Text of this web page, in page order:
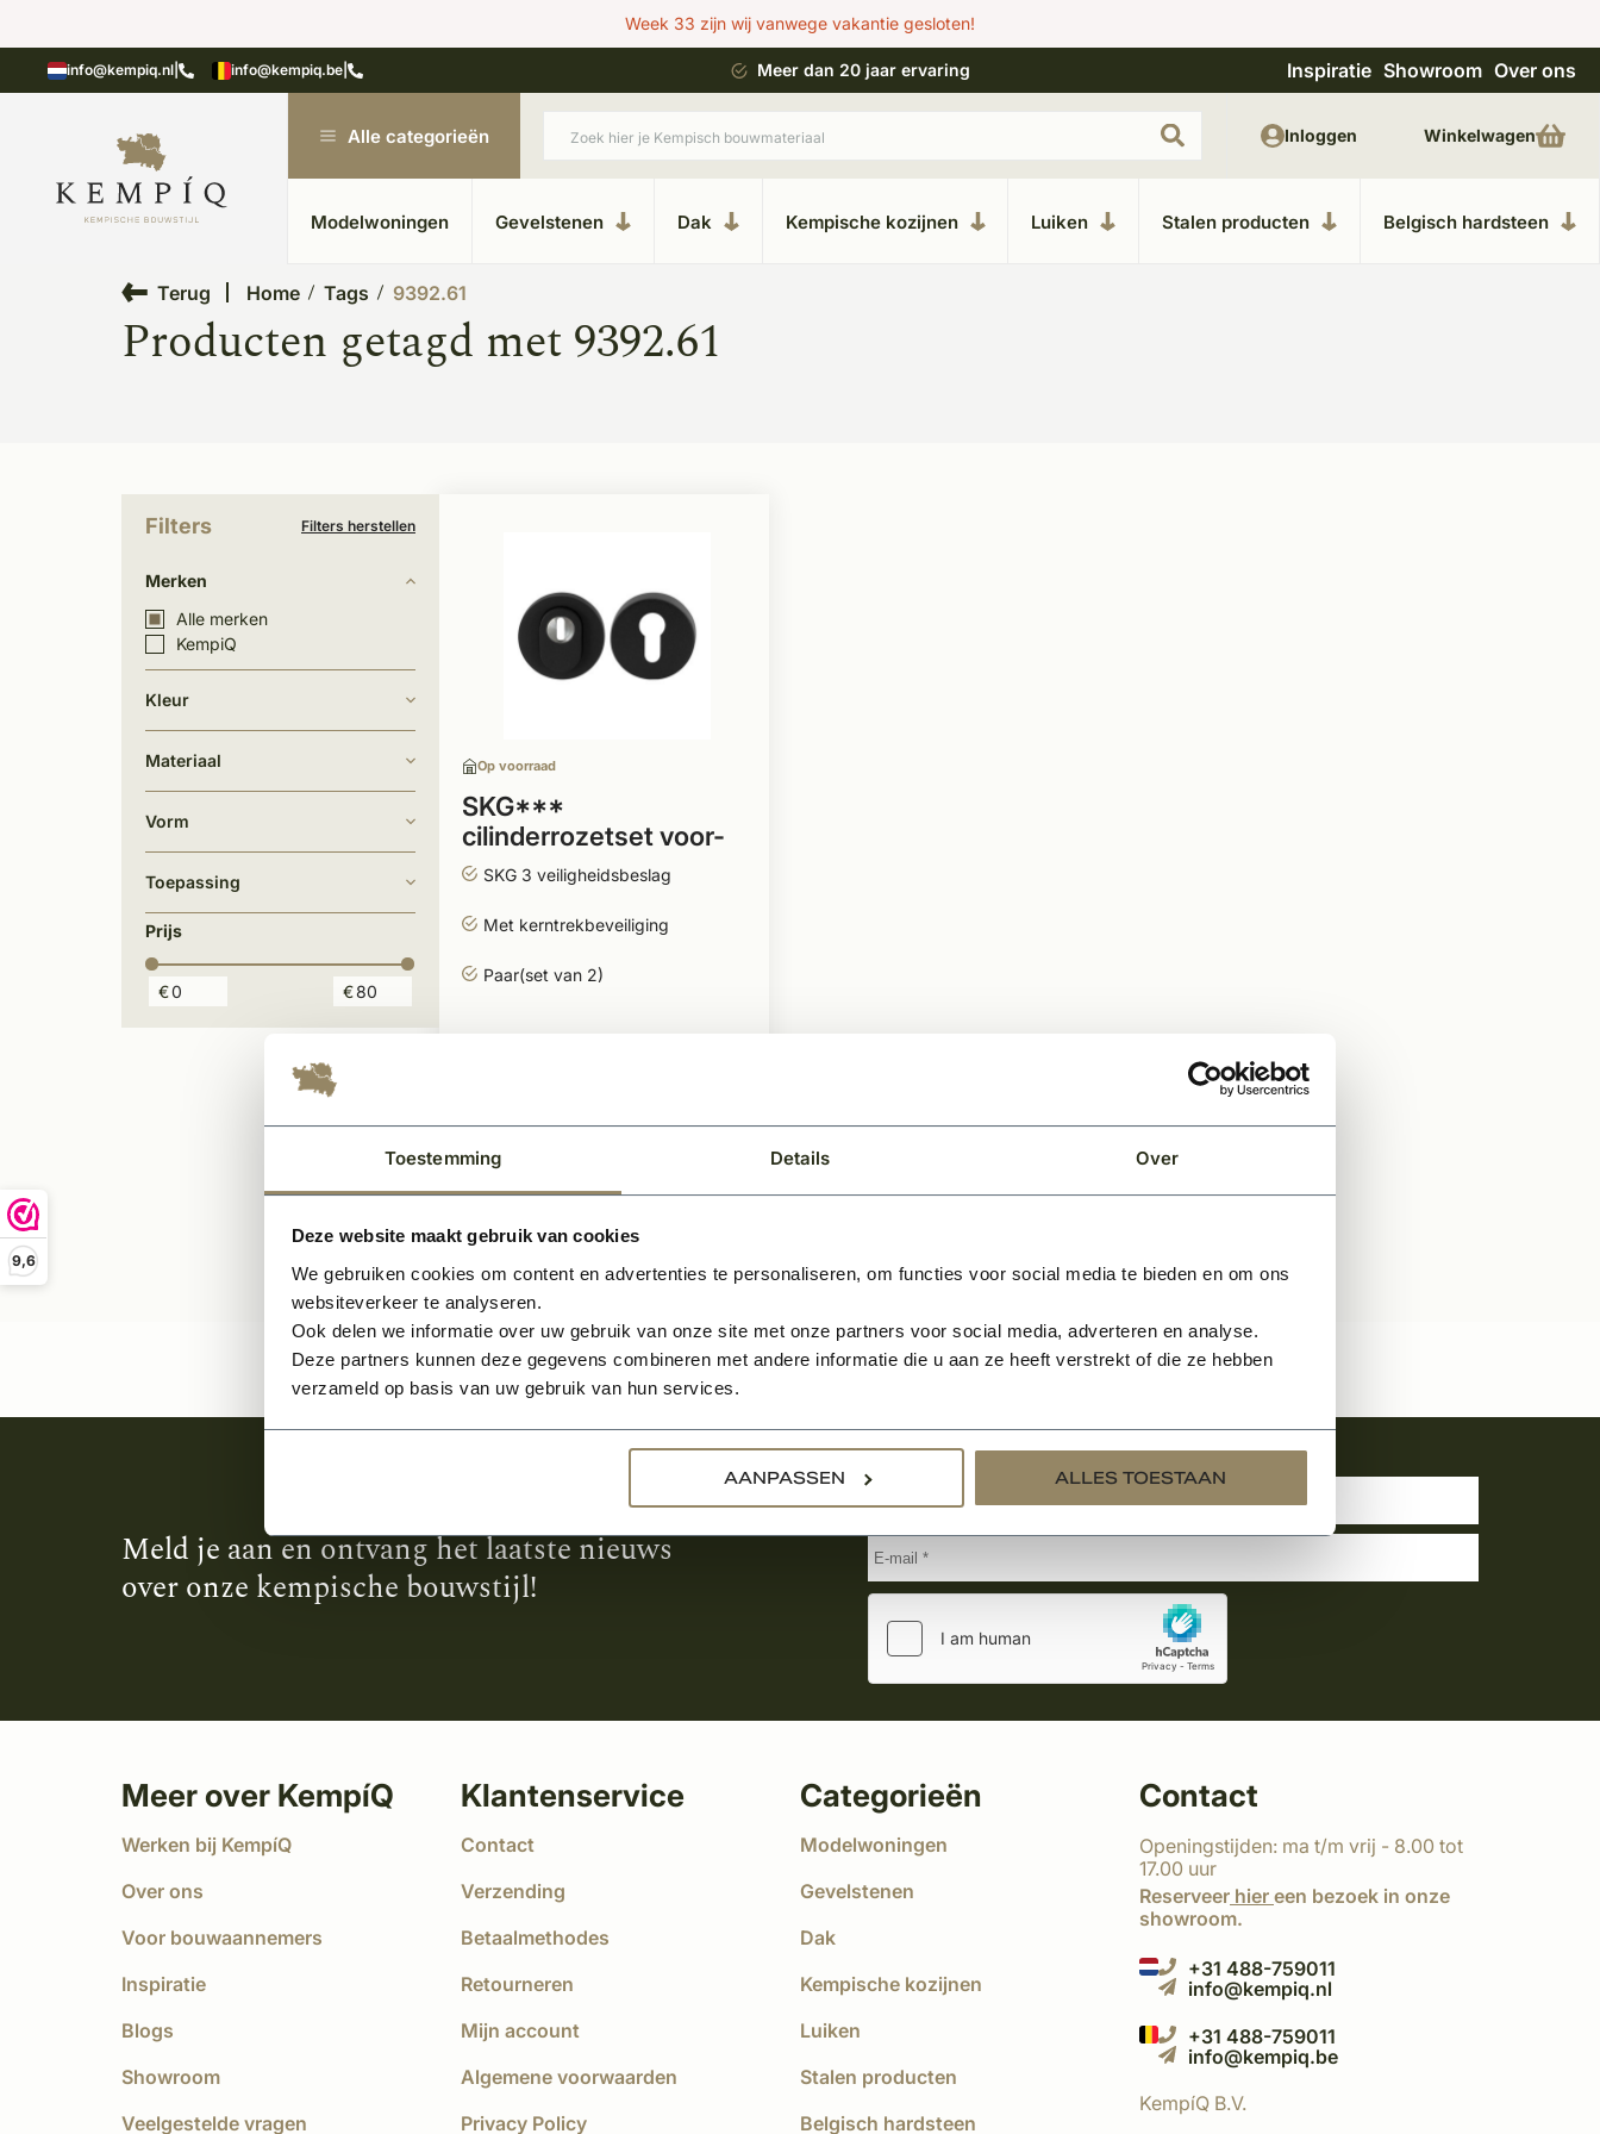
Toestemming Details Over
Deze website maakt gebruik van cookies
We gebruiken cookies om content en advertenties te personaliseren, om functies voor social media te bieden en om ons
websiteverkeer te analyseren.
Ook delen we informatie over uw gebruik van onze site met onze partners voor social media, adverteren en analyse.
Deze partners kunnen deze gegevens combineren met andere informatie die u aan ze heeft verstrekt of die ze hebben
verzameld op basis van uw gebruik van hun services.
AANPASSEN ALLES TOESTAAN
9,6
Week 33 zijn wij vanwege vakantie gesloten!
info@kempiq.nl info@kempiq.be
in Kesteren Unieke materialen in kempische bouwstijl Meer dan 20 jaar ervaring Uitgebreide showroom in Kesteren Unieke
Inspiratie Showroom Over ons
Alle categorieën
Modelwoningen Gevelstenen Dak Kempische kozijnen Luiken Stalen producten Belgisch hardsteen
Inloggen Winkelwagen
Terug Home Tags 9392.61
Producten getagd met 9392.61
Filters Filters herstellen
Merken
Alle merken
KempiQ
Kleur
Materiaal
Vorm
Toepassing
Prijs
€ €
Op voorraad
SKG***
cilinderrozetset voor-
en achterdeur zwart
SKG 3 veiligheidsbeslag
Met kerntrekbeveiliging
Paar(set van 2)
Meld je aan en ontvang het laatste nieuws
over onze kempische bouwstijl!
Meer over KempíQ
Werken bij KempíQ
Over ons
Voor bouwaannemers
Inspiratie
Blogs
Showroom
Veelgestelde vragen
Klantenservice
Contact
Verzending
Betaalmethodes
Retourneren
Mijn account
Algemene voorwaarden
Privacy Policy
Categorieën
Modelwoningen
Gevelstenen
Dak
Kempische kozijnen
Luiken
Stalen producten
Belgisch hardsteen
Contact
Openingstijden: ma t/m vrij - 8.00 tot
17.00 uur
Reserveer hier een bezoek in onze
showroom.
+31 488-759011
info@kempiq.nl
+31 488-759011
info@kempiq.be
KempíQ B.V.